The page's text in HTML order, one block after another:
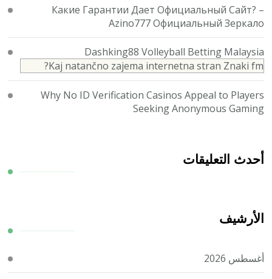
Какие Гарантии Дает Официальный Сайт? –
Azino777 Официальный Зеркало
Dashking88 Volleyball Betting Malaysia
Kaj natančno zajema internetna stran Znaki fm?
Why No ID Verification Casinos Appeal to Players
Seeking Anonymous Gaming
أحدث التعليقات
الأرشيف
أغسطس 2026